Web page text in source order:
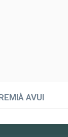
AVUI